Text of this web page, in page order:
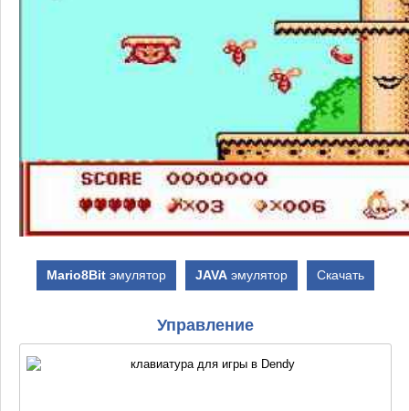
Mario8Bit эмулятор JAVA эмулятор Скачать
Управление